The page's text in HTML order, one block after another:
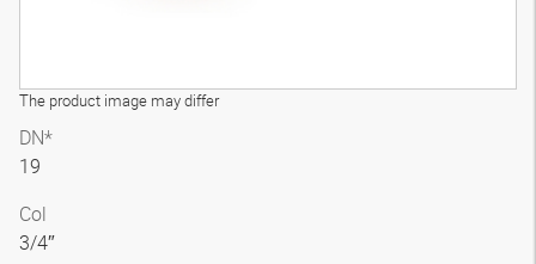
The product image may differ
DN*
19
Col
3/4″